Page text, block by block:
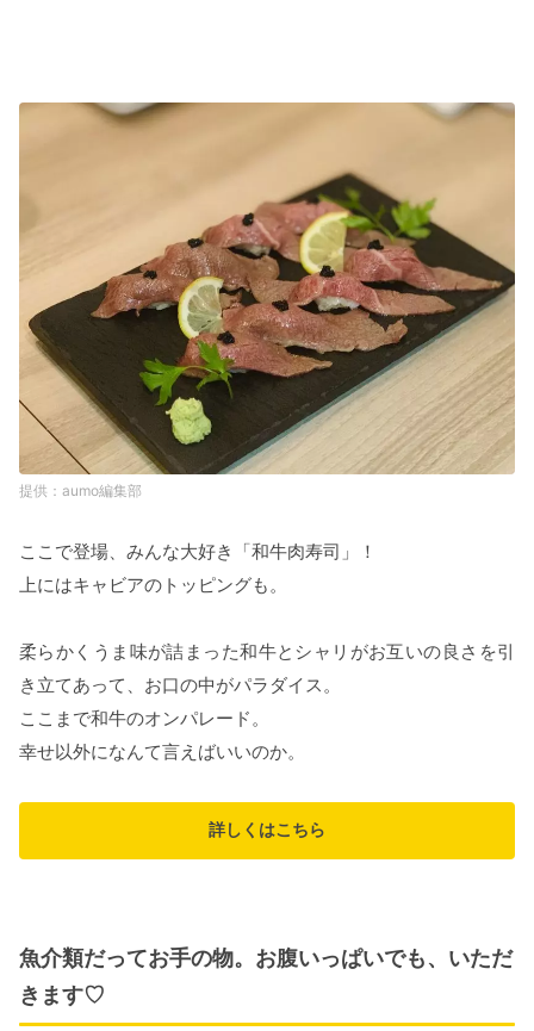
aumo編集部
ここで登場、みんな大好き「和牛肉寿司」！
上にはキャビアのトッピングも。
柔らかくうま味が詰まった和牛とシャリがお互いの良さを引
き立てあって、お口の中がパラダイス。
ここまで和牛のオンパレード。
幸せ以外になんて言えばいいのか。
詳しくはこちら
魚介類だってお手の物。お腹いっぱいでも、いただ
きます♡